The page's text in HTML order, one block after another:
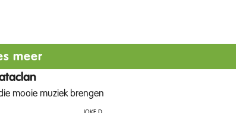
meer
mooie muziek brengen